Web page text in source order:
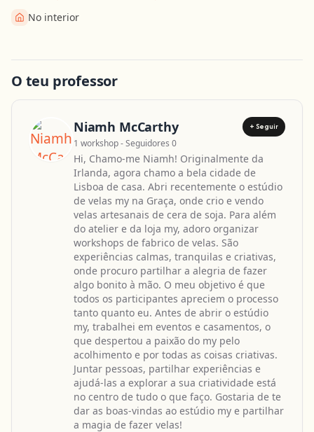
No interior
O teu professor
Niamh McCarthy + Seguir
1 workshop - Seguidores 0
Hi, Chamo-me Niamh! Originalmente da
Irlanda, agora chamo a bela cidade de
Lisboa de casa. Abri recentemente o estúdio
de velas my na Graça, onde crio e vendo
velas artesanais de cera de soja. Para além
do atelier e da loja my, adoro organizar
workshops de fabrico de velas. São
experiências calmas, tranquilas e criativas,
onde procuro partilhar a alegria de fazer
algo bonito à mão. O meu objetivo é que
todos os participantes apreciem o processo
tanto quanto eu. Antes de abrir o estúdio
my, trabalhei em eventos e casamentos, o
que despertou a paixão do my pelo
acolhimento e por todas as coisas criativas.
Juntar pessoas, partilhar experiências e
ajudá-las a explorar a sua criatividade está
no centro de tudo o que faço. Gostaria de te
dar as boas-vindas ao estúdio my e partilhar
a magia de fazer velas!